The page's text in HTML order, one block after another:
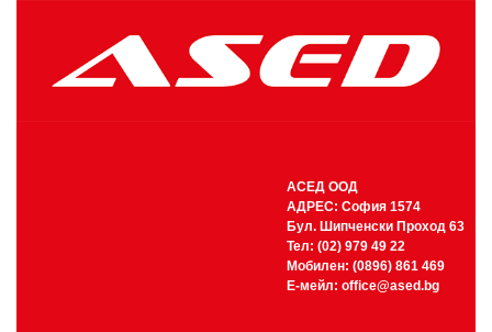
АСЕД ООД
АДРЕС: София 1574
Бул. Шипченски Проход 63
Тел: (02) 979 49 22
Мобилен: (0896) 861 469
Е-мейл: office@ased.bg